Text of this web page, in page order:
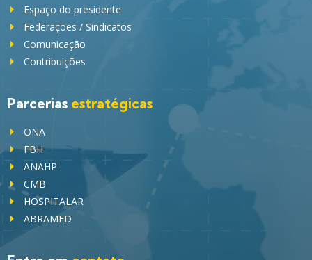
Espaço do presidente
Federações / Sindicatos
Comunicação
Contribuições
Parcerias estratégicas
ONA
FBH
ANAHP
CMB
HOSPITALAR
ABRAMED